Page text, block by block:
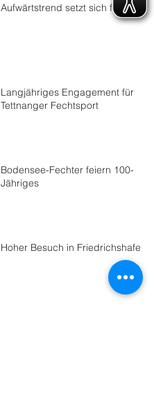
Aufwärtstrend setzt sich fort
Langjähriges Engagement für
Tettnanger Fechtsport
Bodensee-Fechter feiern 100-
Jähriges
Hoher Besuch in Friedrichshafen